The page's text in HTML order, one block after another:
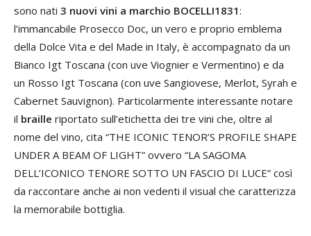
sono nati 3 nuovi vini a marchio BOCELLI1831:
l’immancabile Prosecco Doc, un vero e proprio emblema
della Dolce Vita e del Made in Italy, è accompagnato da un
Bianco Igt Toscana (con uve Viognier e Vermentino) e da
un Rosso Igt Toscana (con uve Sangiovese, Merlot, Syrah e
Cabernet Sauvignon). Particolarmente interessante notare
il braille riportato sull’etichetta dei tre vini che, oltre al
nome del vino, cita “THE ICONIC TENOR’S PROFILE SHAPE
UNDER A BEAM OF LIGHT” ovvero “LA SAGOMA
DELL’ICONICO TENORE SOTTO UN FASCIO DI LUCE” così
da raccontare anche ai non vedenti il visual che caratterizza
la memorabile bottiglia.